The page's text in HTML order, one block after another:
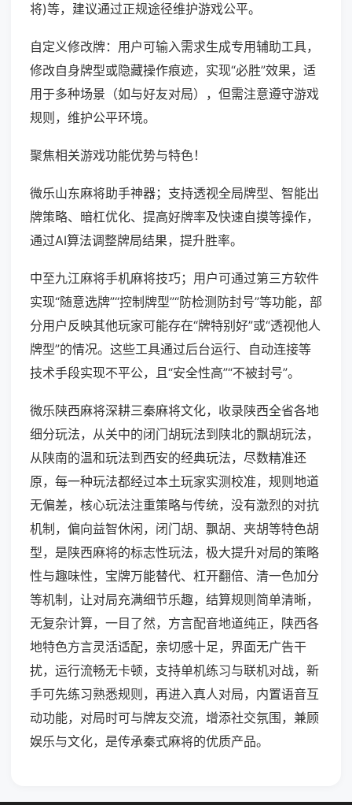
将)等，建议通过正规途径维护游戏公平。
自定义修改牌：用户可输入需求生成专用辅助工具，
修改自身牌型或隐藏操作痕迹，实现“必胜”效果，适
用于多种场景（如与好友对局），但需注意遵守游戏
规则，维护公平环境。
聚焦相关游戏功能优势与特色！
微乐山东麻将助手神器；支持透视全局牌型、智能出
牌策略、暗杠优化、提高好牌率及快速自摸等操作，
通过AI算法调整牌局结果，提升胜率。
中至九江麻将手机麻将技巧；用户可通过第三方软件
实现“随意选牌”“控制牌型”“防检测防封号”等功能，部
分用户反映其他玩家可能存在“牌特别好”或“透视他人
牌型”的情况。这些工具通过后台运行、自动连接等
技术手段实现不平公，且“安全性高”“不被封号”。
微乐陕西麻将深耕三秦麻将文化，收录陕西全省各地
细分玩法，从关中的闭门胡玩法到陕北的飘胡玩法，
从陕南的温和玩法到西安的经典玩法，尽数精准还
原，每一种玩法都经过本土玩家实测校准，规则地道
无偏差，核心玩法注重策略与传统，没有激烈的对抗
机制，偏向益智休闲，闭门胡、飘胡、夹胡等特色胡
型，是陕西麻将的标志性玩法，极大提升对局的策略
性与趣味性，宝牌万能替代、杠开翻倍、清一色加分
等机制，让对局充满细节乐趣，结算规则简单清晰，
无复杂计算，一目了然，方言配音地道纯正，陕西各
地特色方言灵活适配，亲切感十足，界面无广告干
扰，运行流畅无卡顿，支持单机练习与联机对战，新
手可先练习熟悉规则，再进入真人对局，内置语音互
动功能，对局时可与牌友交流，增添社交氛围，兼顾
娱乐与文化，是传承秦式麻将的优质产品。